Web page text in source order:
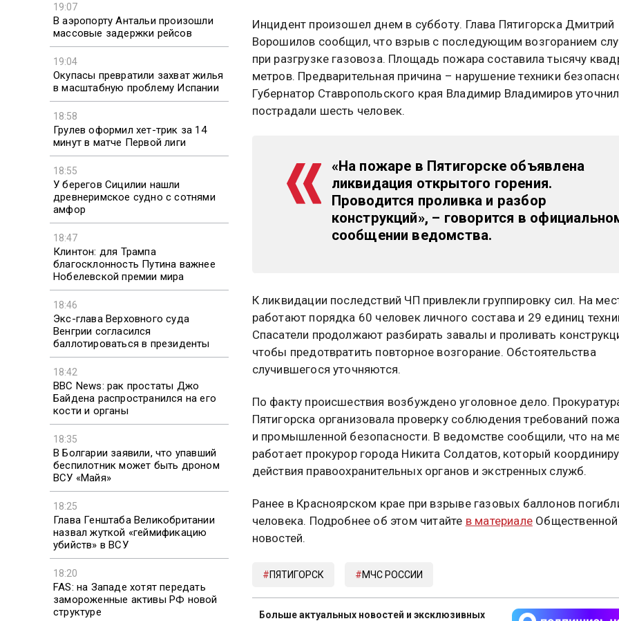
19:07
В аэропорту Антальи произошли
массовые задержки рейсов
19:04
Окупасы превратили захват жилья
в масштабную проблему Испании
18:58
Грулев оформил хет-трик за 14
минут в матче Первой лиги
18:55
У берегов Сицилии нашли
древнеримское судно с сотнями
амфор
18:47
Клинтон: для Трампа
благосклонность Путина важнее
Нобелевской премии мира
18:46
Экс-глава Верховного суда
Венгрии согласился
баллотироваться в президенты
18:42
BBC News: рак простаты Джо
Байдена распространился на его
кости и органы
18:35
В Болгарии заявили, что упавший
беспилотник может быть дроном
ВСУ «Майя»
18:25
Глава Генштаба Великобритании
назвал жуткой «геймификацию
убийств» в ВСУ
18:20
FAS: на Западе хотят передать
замороженные активы РФ новой
структуре
Инцидент произошел днем в субботу. Глава Пятигорска Дмитрий
Ворошилов сообщил, что взрыв с последующим возгоранием
при разгрузке газовоза. Площадь пожара составила тысячу
метров. Предварительная причина – нарушение техники
Губернатор Ставропольского края Владимир Владимиров
пострадали шесть человек.
«На пожаре в Пятигорске объявлена
ликвидация открытого горения.
Проводится проливка и разбор
конструкций», – говорится в
сообщении ведомства.
К ликвидации последствий ЧП привлекли группировку сил. На
работают порядка 60 человек личного состава и 29 единиц
Спасатели продолжают разбирать завалы и проливать
чтобы предотвратить повторное возгорание. Обстоятельства
случившегося уточняются.
По факту происшествия возбуждено уголовное дело.
Пятигорска организовала проверку соблюдения требований
и промышленной безопасности. В ведомстве сообщили, что на
работает прокурор города Никита Солдатов, который
действия правоохранительных органов и экстренных служб.
Ранее в Красноярском крае при взрыве газовых баллонов
человека. Подробнее об этом читайте в материале
новостей.
ПЯТИГОРСК МЧС РОССИИ
Больше актуальных новостей и эксклюзивных